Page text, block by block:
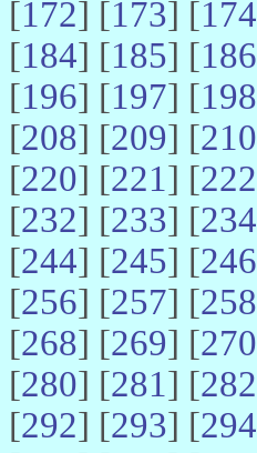
[172] [173] [174
[184] [185] [186
[196] [197] [198
[208] [209] [210
[220] [221] [222
[232] [233] [234
[244] [245] [246
[256] [257] [258
[268] [269] [270
[280] [281] [282
[292] [293] [294